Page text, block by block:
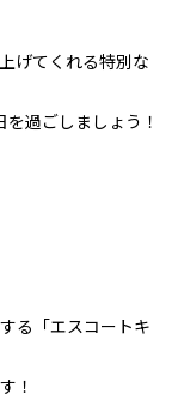
げてくれる特別な
過ごしましょう！
る「エスコートキ
！